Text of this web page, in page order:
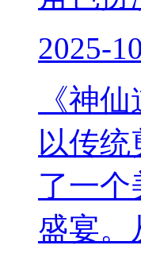
2025-
《神
以传
了一
盛宴。